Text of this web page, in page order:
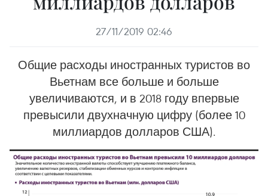
27/11/2019 02:46
Общие расходы иностранных туристов во
Вьетнам все больше и больше
увеличиваются, и в 2018 году впервые
превысили двухначную цифру (более 10
миллиардов долларов США).